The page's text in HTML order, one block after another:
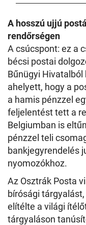
A hosszú ujjú
rendőrségen
A csúcspont: ez a
bécsi postai
Bűnügyi
ahelyett, hogy a
a hamis pénzzel
feljelentést tett a
Belgiumban is
pénzzel teli
bankjegyrendelés
nyomozókhoz.
Az Osztrák Posta
bírósági
elítélte a világi
tárgyaláson